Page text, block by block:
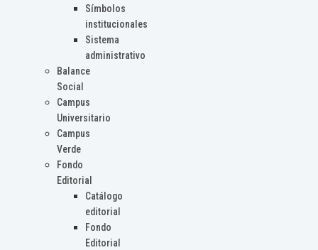
Símbolos
institucionales
Sistema
administrativo
Balance
Social
Campus
Universitario
Campus
Verde
Fondo
Editorial
Catálogo
editorial
Fondo
Editorial